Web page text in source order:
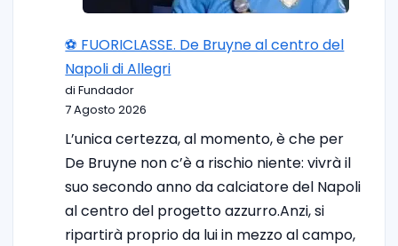
⚽️ FUORICLASSE. De Bruyne al centro del
Napoli di Allegri
di Fundador
7 Agosto 2026
L’unica certezza, al momento, è che per
De Bruyne non c’è a rischio niente: vivrà il
suo secondo anno da calciatore del Napoli
al centro del progetto azzurro.Anzi, si
ripartirà proprio da lui in mezzo al campo,